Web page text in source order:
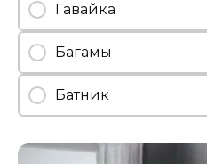
Гавайка
Багамы
Батник